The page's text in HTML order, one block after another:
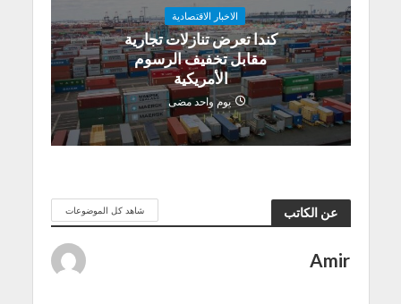
الاخبار الاقتصادية
كندا تعرض تنازلات تجارية
مقابل تخفيف الرسوم
الأمريكية
يوم واحد مضى
عن الكاتب شاهد كل الموضوعات
Amir